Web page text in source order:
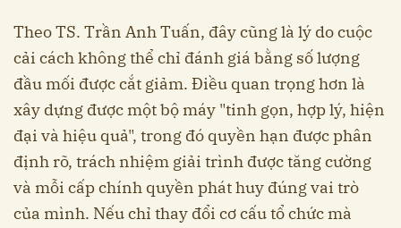
Theo TS. Trần Anh Tuấn, đây cũng là lý do cuộc
cải cách không thể chỉ đánh giá bằng số lượng
đầu mối được cắt giảm. Điều quan trọng hơn là
xây dựng được một bộ máy "tinh gọn, hợp lý, hiện
đại và hiệu quả", trong đó quyền hạn được phân
định rõ, trách nhiệm giải trình được tăng cường
và mỗi cấp chính quyền phát huy đúng vai trò
của mình. Nếu chỉ thay đổi cơ cấu tổ chức mà